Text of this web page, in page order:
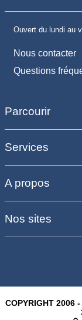
Ouvert du lundi au
Nous contacter
Questions
Parcourir
Services
A propos
Nos sites
COPYRIGHT 2006